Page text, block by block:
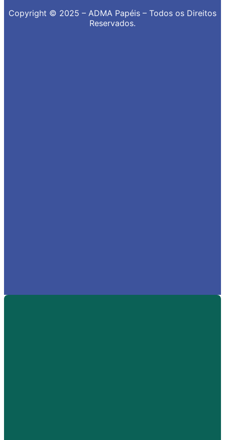
Copyright © 2025 – ADMA Papéis – Todos os Direitos
Reservados.